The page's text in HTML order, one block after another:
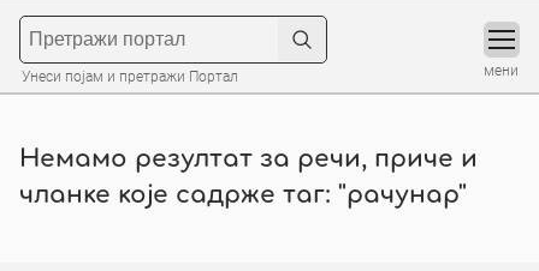
Унеси појам и претражи Портал мени
Немамо резултат за речи, приче и
чланке које садрже таг: "рачунар"